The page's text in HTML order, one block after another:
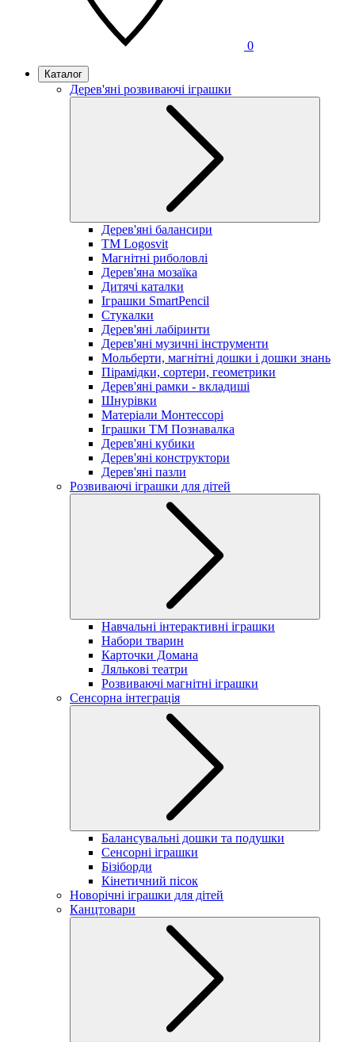
0
Каталог
Дерев'яні розвиваючі іграшки
Дерев'яні балансири
TM Logosvit
Магнітні риболовлі
Дерев'яна мозаїка
Дитячі каталки
Іграшки SmartPencil
Стукалки
Дерев'яні лабіринти
Дерев'яні музичні інструменти
Мольберти, магнітні дошки і дошки знань
Пірамідки, сортери, геометрики
Дерев'яні рамки - вкладиші
Шнурівки
Матеріали Монтессорі
Іграшки ТМ Познавалка
Дерев'яні кубики
Дерев'яні конструктори
Дерев'яні пазли
Розвиваючі іграшки для дітей
Навчальні інтерактивні іграшки
Набори тварин
Карточки Домана
Лялькові театри
Розвиваючі магнітні іграшки
Сенсорна інтеграція
Балансувальні дошки та подушки
Сенсорні іграшки
Бізіборди
Кінетичний пісок
Новорічні іграшки для дітей
Канцтовари